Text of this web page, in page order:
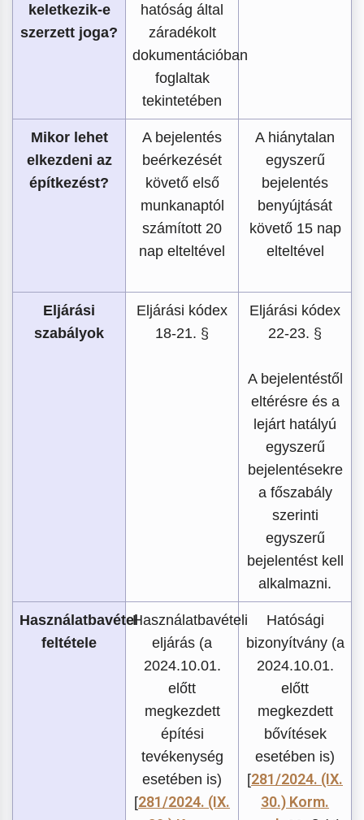
keletkezik-e
szerzett joga?
hatóság által
záradékolt
dokumentációban
foglaltak
tekintetében
Mikor lehet
elkezdeni az
építkezést?
A bejelentés
beérkezését
követő első
munkanaptól
számított 20
nap elteltével
A hiánytalan
egyszerű
bejelentés
benyújtását
követő 15 nap
elteltével
Eljárási
szabályok
Eljárási kódex
18-21. §
Eljárási kódex
22-23. §
A bejelentéstől
eltérésre és a
lejárt hatályú
egyszerű
bejelentésekre
a főszabály
szerinti
egyszerű
bejelentést kell
alkalmazni.
Használatbavétel
feltétele
Használatbavételi
eljárás (a
2024.10.01.
előtt
megkezdett
építési
tevékenység
esetében is)
[281/2024. (IX.
Hatósági
bizonyítvány (a
2024.10.01.
előtt
megkezdett
bővítések
esetében is)
[281/2024. (IX.
30.) Korm.